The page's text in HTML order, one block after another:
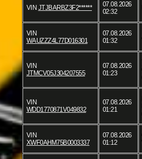
VIN JTJBARBZ3F2******
07.08.2026
02:32
VIN
WAUZZZ4L77D016301
07.08.2026
01:32
VIN
JTMCV05J304207555
07.08.2026
01:23
VIN
WDD1770871V049832
07.08.2026
01:21
VIN
XWF0AHM75B0003337
07.08.2026
01:12